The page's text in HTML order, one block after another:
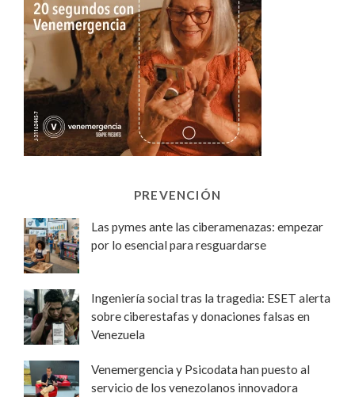
PREVENCIÓN
Las pymes ante las ciberamenazas: empezar
por lo esencial para resguardarse
Ingeniería social tras la tragedia: ESET alerta
sobre ciberestafas y donaciones falsas en
Venezuela
Venemergencia y Psicodata han puesto al
servicio de los venezolanos innovadora